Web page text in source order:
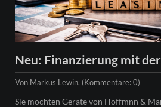
Neu: Finanzierung mit
Von Markus Lewin, (Kommentare: 0)
Sie möchten Geräte von Hoffmnn &